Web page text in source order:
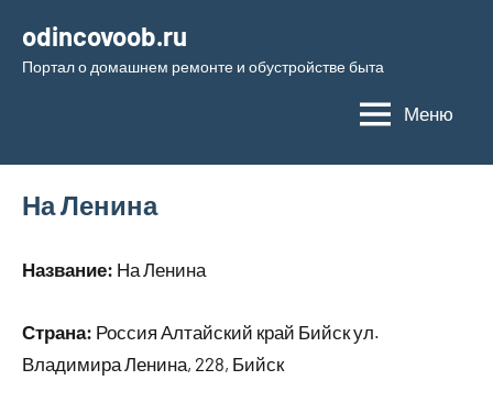
содержимому
odincovoob.ru
Портал о домашнем ремонте и обустройстве быта
Меню
На Ленина
Название: На Ленина
Страна: Россия Алтайский край Бийск ул.
Владимира Ленина, 228, Бийск